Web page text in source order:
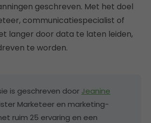
geschreven. Met het doel
communicatiespecialist of
langer door data te laten leiden,
te worden.
is geschreven door Jeanine
Marketeer en marketing-
ruim 25 ervaring en een